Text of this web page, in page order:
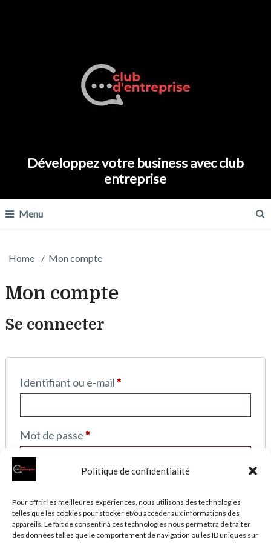
Politique de confidentialité
Pour offrir les meilleures expériences, nous utilisons des technologies
telles que les cookies pour stocker et/ou accéder aux informations des
appareils. Le fait de consentir à ces technologies nous permettra de traiter
des données telles que le comportement de navigation ou les ID uniques sur
Développez votre business avec club
entreprise
Menu
Home / Mon compte
Mon compte
Se connecter
Identifiant ou e-mail*Obligatoire
Mot de passe*Obligatoire
Mot de passe perdu ?